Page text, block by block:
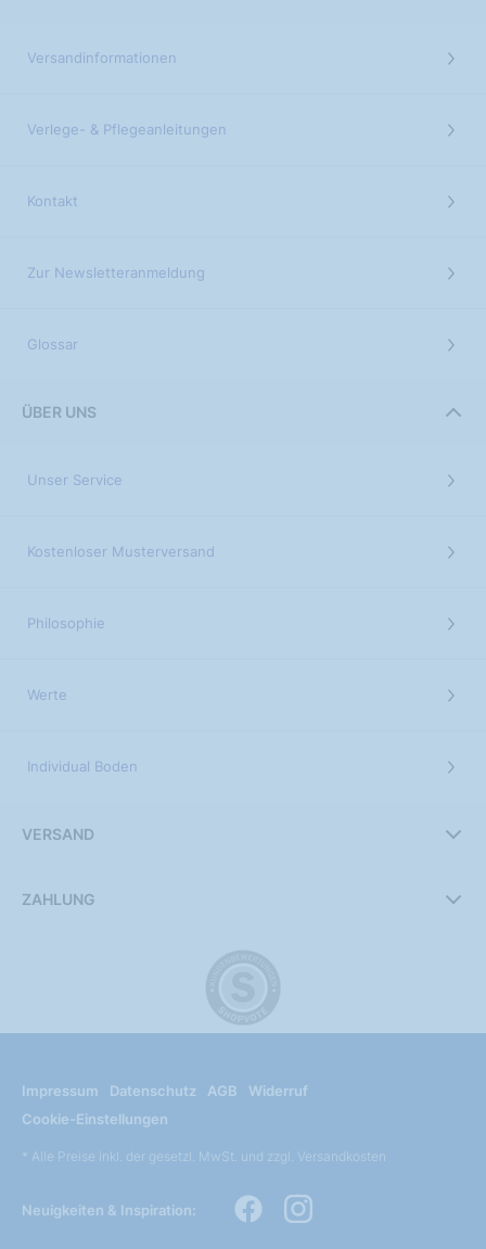
Versandinformationen
Verlege- & Pflegeanleitungen
Kontakt
Zur Newsletteranmeldung
Glossar
ÜBER UNS
Unser Service
Kostenloser Musterversand
Philosophie
Werte
Individual Boden
VERSAND
ZAHLUNG
Impressum Datenschutz AGB
Widerruf
Cookie-Einstellungen
* Alle Preise inkl. der gesetzl. MwSt. und zzgl. Versandkosten
Neuigkeiten & Inspiration: